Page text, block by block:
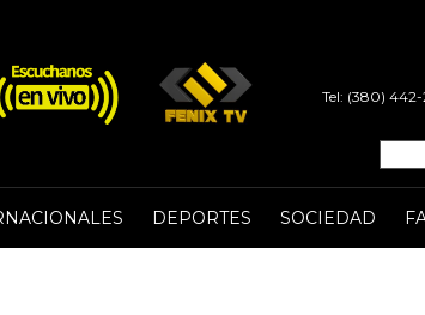
Tel: (380)
DEPORTES SOCIEDAD